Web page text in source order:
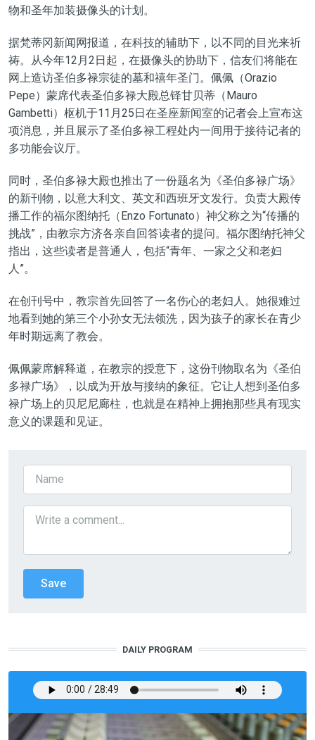
物和圣年加装摄像头的计划。
据梵蒂冈新闻网报道，在科技的辅助下，以不同的目光来祈
祷。从今年12月2日起，在摄像头的协助下，信友们将能在
网上造访圣伯多禄宗徒的墓和禧年圣门。佩佩（Orazio
Pepe）蒙席代表圣伯多禄大殿总铎甘贝蒂（Mauro
Gambetti）枢机于11月25日在圣座新闻室的记者会上宣布这
项消息，并且展示了圣伯多禄工程处内一间用于接待记者的
多功能会议厅。
同时，圣伯多禄大殿也推出了一份题名为《圣伯多禄广场》
的新刊物，以意大利文、英文和西班牙文发行。负责大殿传
播工作的福尔图纳托（Enzo Fortunato）神父称之为“传播的
挑战”，由教宗方济各亲自回答读者的提问。福尔图纳托神父
指出，这些读者是普通人，包括“青年、一家之父和老妇
人”。
在创刊号中，教宗首先回答了一名伤心的老妇人。她很难过
地看到她的第三个小孙女无法领洗，因为孩子的家长在青少
年时期远离了教会。
佩佩蒙席解释道，在教宗的授意下，这份刊物取名为《圣伯
多禄广场》，以成为开放与接纳的象征。它让人想到圣伯多
禄广场上的贝尼尼廊柱，也就是在精神上拥抱那些具有现实
意义的课题和见证。
DAILY PROGRAM